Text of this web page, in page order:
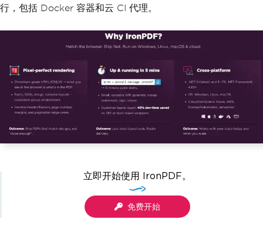
行，包括 Docker 容器和云 CI 代理。
立即开始使用 IronPDF。
免费开始